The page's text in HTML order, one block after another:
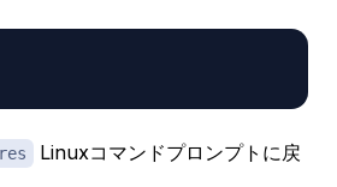
Linuxコマンドプロンプトに戻